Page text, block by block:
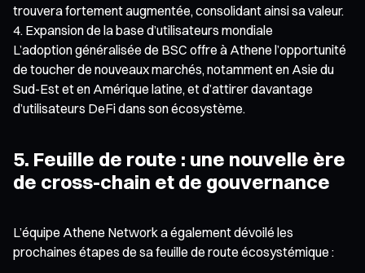
trouvera fortement augmentée, consolidant ainsi sa valeur.
Expansion de la base d’utilisateurs mondiale
L’adoption généralisée de BSC offre à Athene l’opportunité
de toucher de nouveaux marchés, notamment en Asie du
Sud-Est et en Amérique latine, et d’attirer davantage
d’utilisateurs DeFi dans son écosystème.
5. Feuille de route : une nouvelle ère
de cross-chain et de gouvernance
L’équipe Athene Network a également dévoilé les
prochaines étapes de sa feuille de route écosystémique :